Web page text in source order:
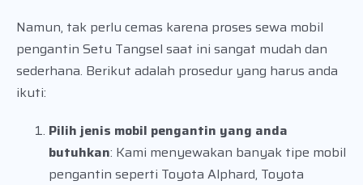
Namun, tak perlu cemas karena proses sewa mobil
pengantin Setu Tangsel saat ini sangat mudah dan
sederhana. Berikut adalah prosedur yang harus anda
ikuti:
Pilih jenis mobil pengantin yang anda
butuhkan: Kami menyewakan banyak tipe mobil
pengantin seperti Toyota Alphard, Toyota